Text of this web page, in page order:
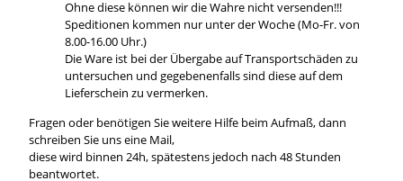
Ohne diese können wir die Wahre nicht versenden!!!
Speditionen kommen nur unter der Woche (Mo-Fr. von
8.00-16.00 Uhr.)
Die Ware ist bei der Übergabe auf Transportschäden zu
untersuchen und gegebenenfalls sind diese auf dem
Lieferschein zu vermerken.
Fragen oder benötigen Sie weitere Hilfe beim Aufmaß, dann
schreiben Sie uns eine Mail,
diese wird binnen 24h, spätestens jedoch nach 48 Stunden
beantwortet.